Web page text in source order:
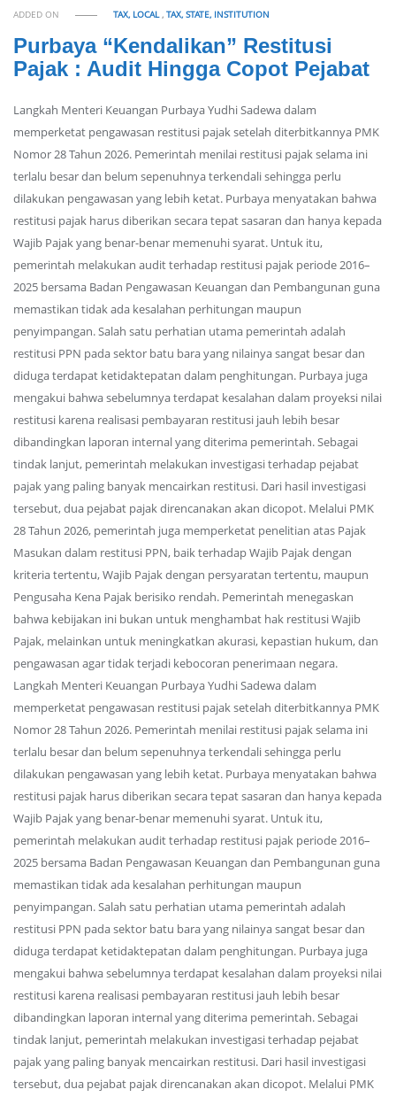
ADDED ON TAX, LOCAL,TAX, STATE, INSTITUTION
Purbaya “Kendalikan” Restitusi
Pajak : Audit Hingga Copot Pejabat
Langkah Menteri Keuangan Purbaya Yudhi Sadewa dalam
memperketat pengawasan restitusi pajak setelah diterbitkannya PMK
Nomor 28 Tahun 2026. Pemerintah menilai restitusi pajak selama ini
terlalu besar dan belum sepenuhnya terkendali sehingga perlu
dilakukan pengawasan yang lebih ketat. Purbaya menyatakan bahwa
restitusi pajak harus diberikan secara tepat sasaran dan hanya kepada
Wajib Pajak yang benar-benar memenuhi syarat. Untuk itu,
pemerintah melakukan audit terhadap restitusi pajak periode 2016–
2025 bersama Badan Pengawasan Keuangan dan Pembangunan guna
memastikan tidak ada kesalahan perhitungan maupun
penyimpangan. Salah satu perhatian utama pemerintah adalah
restitusi PPN pada sektor batu bara yang nilainya sangat besar dan
diduga terdapat ketidaktepatan dalam penghitungan. Purbaya juga
mengakui bahwa sebelumnya terdapat kesalahan dalam proyeksi nilai
restitusi karena realisasi pembayaran restitusi jauh lebih besar
dibandingkan laporan internal yang diterima pemerintah. Sebagai
tindak lanjut, pemerintah melakukan investigasi terhadap pejabat
pajak yang paling banyak mencairkan restitusi. Dari hasil investigasi
tersebut, dua pejabat pajak direncanakan akan dicopot. Melalui PMK
28 Tahun 2026, pemerintah juga memperketat penelitian atas Pajak
Masukan dalam restitusi PPN, baik terhadap Wajib Pajak dengan
kriteria tertentu, Wajib Pajak dengan persyaratan tertentu, maupun
Pengusaha Kena Pajak berisiko rendah. Pemerintah menegaskan
bahwa kebijakan ini bukan untuk menghambat hak restitusi Wajib
Pajak, melainkan untuk meningkatkan akurasi, kepastian hukum, dan
pengawasan agar tidak terjadi kebocoran penerimaan negara.
Langkah Menteri Keuangan Purbaya Yudhi Sadewa dalam
memperketat pengawasan restitusi pajak setelah diterbitkannya PMK
Nomor 28 Tahun 2026. Pemerintah menilai restitusi pajak selama ini
terlalu besar dan belum sepenuhnya terkendali sehingga perlu
dilakukan pengawasan yang lebih ketat. Purbaya menyatakan bahwa
restitusi pajak harus diberikan secara tepat sasaran dan hanya kepada
Wajib Pajak yang benar-benar memenuhi syarat. Untuk itu,
pemerintah melakukan audit terhadap restitusi pajak periode 2016–
2025 bersama Badan Pengawasan Keuangan dan Pembangunan guna
memastikan tidak ada kesalahan perhitungan maupun
penyimpangan. Salah satu perhatian utama pemerintah adalah
restitusi PPN pada sektor batu bara yang nilainya sangat besar dan
diduga terdapat ketidaktepatan dalam penghitungan. Purbaya juga
mengakui bahwa sebelumnya terdapat kesalahan dalam proyeksi nilai
restitusi karena realisasi pembayaran restitusi jauh lebih besar
dibandingkan laporan internal yang diterima pemerintah. Sebagai
tindak lanjut, pemerintah melakukan investigasi terhadap pejabat
pajak yang paling banyak mencairkan restitusi. Dari hasil investigasi
tersebut, dua pejabat pajak direncanakan akan dicopot. Melalui PMK